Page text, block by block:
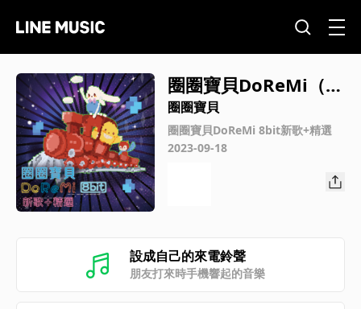
圈圈寶貝DoReMi（伴
奏版）
圈圈寶貝
圈圈寶貝DoReMi 8bit新歌+精選
2023-09-18
設成自己的來電鈴聲
朋友打來時手機響起的音樂